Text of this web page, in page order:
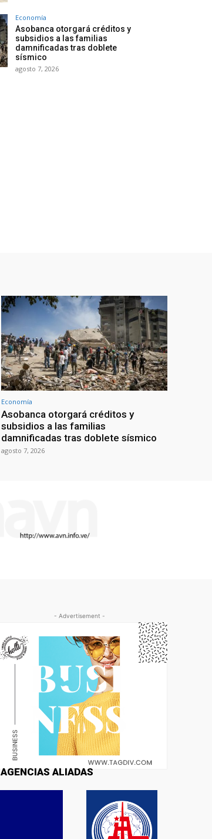
Economía
Asobanca otorgará créditos y
subsidios a las familias
damnificadas tras doblete
sísmico
agosto 7, 2026
Economía
Asobanca otorgará créditos y
subsidios a las familias
damnificadas tras doblete sísmico
agosto 7, 2026
- Advertisement -
AGENCIAS ALIADAS